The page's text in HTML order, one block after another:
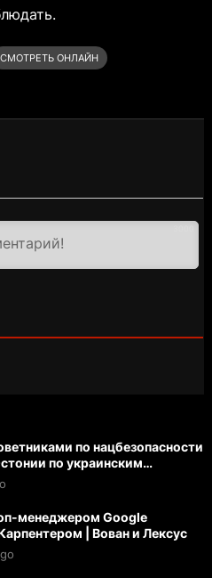
СМОТРЕТЬ ОНЛАЙН
по нацбезопасности
по украинским
| Вован и Лексус
менеджером Google
| Вован и Лексус